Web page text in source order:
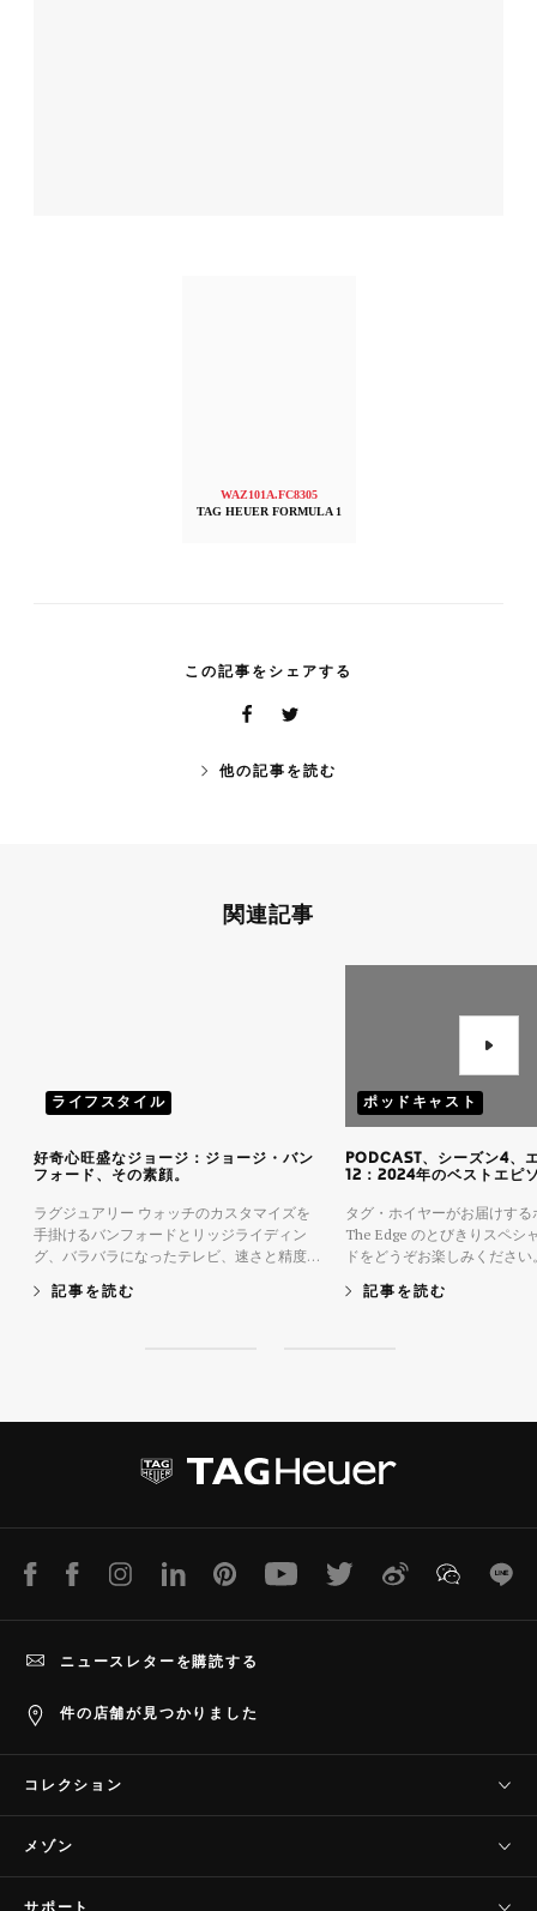
WAZ101A.FC8305
TAG HEUER FORMULA 1
この記事をシェアする
他の記事を読む
関連記事
好奇心旺盛なジョージ：ジョージ・バン
フォード、その素顔。
ラグジュアリー ウォッチのカスタマイズを
手掛けるバンフォードとリッジライディン
グ、バラバラになったテレビ、速さと精度な
記事を読む
ライフスタイル
PODCAST、シーズン4、
12：2024年のベストエピ
タグ・ホイヤーがお届けす
The Edge のとびきりスペシ
ドをどうぞお楽しみください
い出に残る瞬間を振り返りま
記事を読む
ポッドキャスト
d
1
d
2
LINE Facebook InstagramLinkedInPinterest YoutubeTwitter Weibo WeChat
件の店舗が見つかりました
ニュースレターを購読する
コレクション
タグ・ホイヤー フォーミュラ1
メゾン
サポート